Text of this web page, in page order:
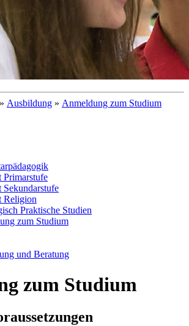
» Ausbildung » Anmeldung zum Studium
Primarstufe
Sekundarstufe
Religion
Praktische Studien
zum Studium
und Beratung
zum Studium